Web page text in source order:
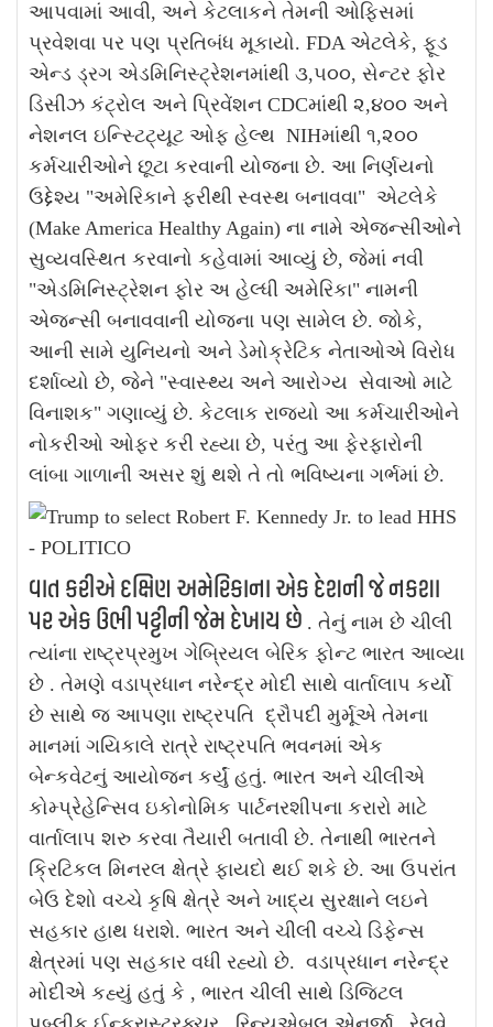
આપવામાં આવી, અને કેટલાકને તેમની ઓફિસમાં
પ્રવેશવા પર પણ પ્રતિબંધ મૂકાયો. FDA એટલેકે, ફૂડ
એન્ડ ડ્રગ એડમિનિસ્ટ્રેશનમાંથી ૩,૫૦૦, સેન્ટર ફોર
ડિસીઝ કંટ્રોલ અને પ્રિવેંશન CDCમાંથી ૨,૪૦૦ અને
નેશનલ ઇન્સ્ટિટ્યૂટ ઓફ હેલ્થ NIHમાંથી ૧,૨૦૦
કર્મચારીઓને છૂટા કરવાની યોજના છે. આ નિર્ણયનો
ઉદ્દેશ્ય "અમેરિકાને ફરીથી સ્વસ્થ બનાવવા" એટલેકે
(Make America Healthy Again) ના નામે એજન્સીઓને
સુવ્યવસ્થિત કરવાનો કહેવામાં આવ્યું છે, જેમાં નવી
"એડમિનિસ્ટ્રેશન ફોર અ હેલ્ધી અમેરિકા" નામની
એજન્સી બનાવવાની યોજના પણ સામેલ છે. જોકે,
આની સામે યુનિયનો અને ડેમોક્રેટિક નેતાઓએ વિરોધ
દર્શાવ્યો છે, જેને "સ્વાસ્થ્ય અને આરોગ્ય સેવાઓ માટે
વિનાશક" ગણાવ્યું છે. કેટલાક રાજ્યો આ કર્મચારીઓને
નોકરીઓ ઓફર કરી રહ્યા છે, પરંતુ આ ફેરફારોની
લાંબા ગાળાની અસર શું થશે તે તો ભવિષ્યના ગર્ભમાં છે.
વાત કરીએ દક્ષિણ અમેરિકાના એક દેશની જે નકશા
પર એક ઉભી પટ્ટીની જેમ દેખાય છે . તેનું નામ છે ચીલી
ત્યાંના રાષ્ટ્રપ્રમુખ ગેબ્રિયલ બેરિક ફોન્ટ ભારત આવ્યા
છે . તેમણે વડાપ્રધાન નરેન્દ્ર મોદી સાથે વાર્તાલાપ કર્યો
છે સાથે જ આપણા રાષ્ટ્રપતિ દ્રૌપદી મુર્મૂએ તેમના
માનમાં ગયિકાલે રાત્રે રાષ્ટ્રપતિ ભવનમાં એક
બેન્કવેટનું આયોજન કર્યું હતું. ભારત અને ચીલીએ
કોમ્પ્રેહેન્સિવ ઇકોનોમિક પાર્ટનરશીપના કરારો માટે
વાર્તાલાપ શરુ કરવા તૈયારી બતાવી છે. તેનાથી ભારતને
ક્રિટિકલ મિનરલ ક્ષેત્રે ફાયદો થઈ શકે છે. આ ઉપરાંત
બેઉ દેશો વચ્ચે કૃષિ ક્ષેત્રે અને ખાદ્ય સુરક્ષાને લઇને
સહકાર હાથ ધરાશે. ભારત અને ચીલી વચ્ચે ડિફેન્સ
ક્ષેત્રમાં પણ સહકાર વધી રહ્યો છે. વડાપ્રધાન નરેન્દ્ર
મોદીએ કહ્યું હતું કે , ભારત ચીલી સાથે ડિજિટલ